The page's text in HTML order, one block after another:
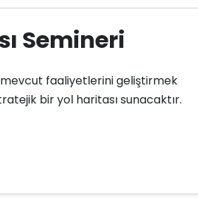
Semineri
faaliyetlerini geliştirmek
bir yol haritası sunacaktır.